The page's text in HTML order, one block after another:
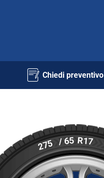
Chiedi preventivo
275 / 65 R17